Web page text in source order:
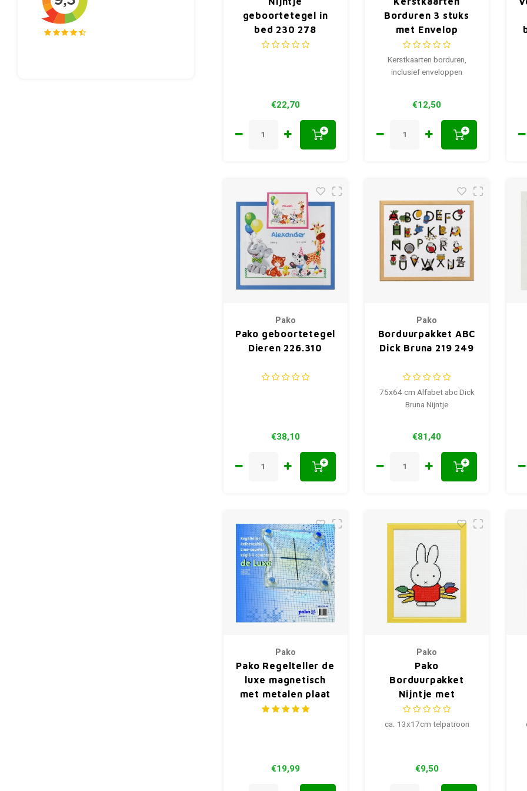
geboortetegel in
bed 230 278
€22,70
+
Borduren 3 stuks
met Envelop
200.209
Kerstkaarten borduren,
inclusief enveloppen
€12,50
+
Pako
Pako geboortetegel
Dieren 226.310
€38,10
+
Pako
Borduurpakket ABC
Dick Bruna 219 249
75x64 cm Alfabet abc Dick
Bruna Nijntje
€81,40
+
Pako
Pako Regelteller de
luxe magnetisch
met metalen plaat
€19,99
Pako
Pako
Borduurpakket
Nijntje met
penselen 13 x 17 cm
ca. 13x17cm telpatroon
€9,50